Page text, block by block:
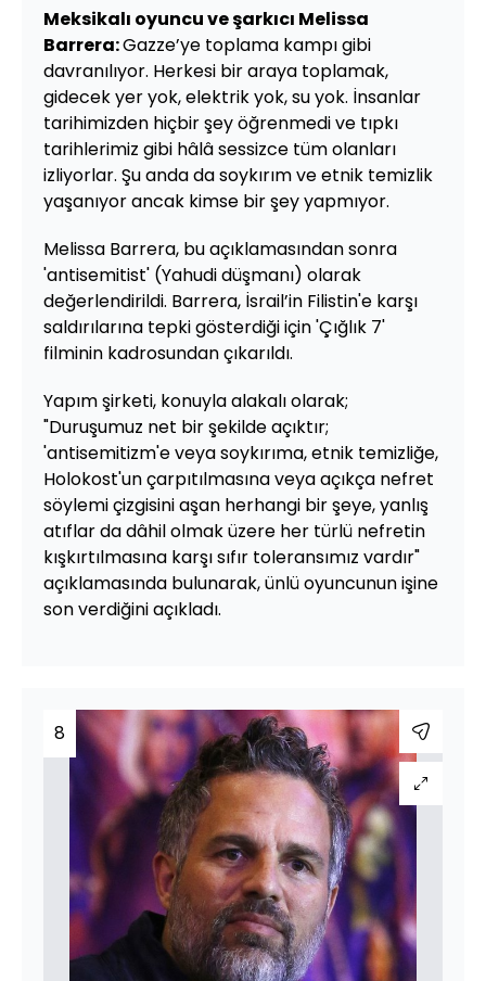
Meksikalı oyuncu ve şarkıcı Melissa
Barrera:Gazze’ye toplama kampı gibi
davranılıyor. Herkesi bir araya toplamak,
gidecek yer yok, elektrik yok, su yok. İnsanlar
tarihimizden hiçbir şey öğrenmedi ve tıpkı
tarihlerimiz gibi hâlâ sessizce tüm olanları
izliyorlar. Şu anda da soykırım ve etnik temizlik
yaşanıyor ancak kimse bir şey yapmıyor.
Melissa Barrera, bu açıklamasından sonra
'antisemitist' (Yahudi düşmanı) olarak
değerlendirildi. Barrera, İsrail’in Filistin'e karşı
saldırılarına tepki gösterdiği için 'Çığlık 7'
filminin kadrosundan çıkarıldı.
Yapım şirketi, konuyla alakalı olarak;
"Duruşumuz net bir şekilde açıktır;
'antisemitizm'e veya soykırıma, etnik temizliğe,
Holokost'un çarpıtılmasına veya açıkça nefret
söylemi çizgisini aşan herhangi bir şeye, yanlış
atıflar da dâhil olmak üzere her türlü nefretin
kışkırtılmasına karşı sıfır toleransımız vardır"
açıklamasında bulunarak, ünlü oyuncunun işine
son verdiğini açıkladı.
8